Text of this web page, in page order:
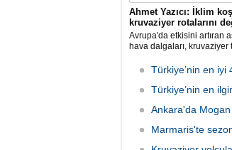
Ahmet Yazıcı: İklim
kruvaziyer rotalarını
Avrupa'da etkisini artıran
hava dalgaları, kruvaziyer
Norveç Fiyortları, İzlanda
Avrupa rotalarına ilgi
odaklı seyahat anlayışı
Türkiye’nin en iyi
Türkiye’nin en
Ankara'da Mogan
Marmaris'te